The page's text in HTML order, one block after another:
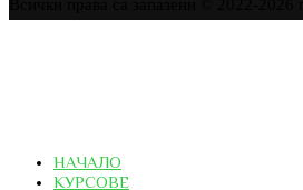
НАЧАЛО
КУРСОВЕ